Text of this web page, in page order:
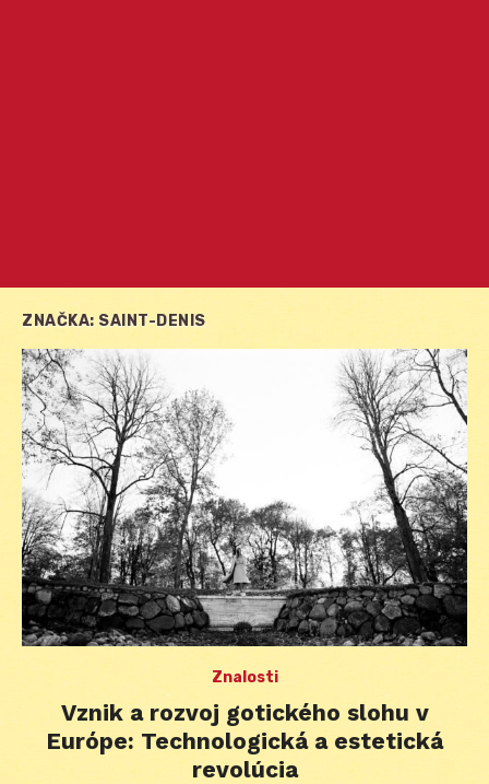
ZNAČKA: SAINT-DENIS
Znalosti
Vznik a rozvoj gotického slohu v
Európe: Technologická a estetická
revolúcia